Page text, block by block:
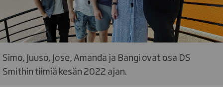
Simo, Juuso, Jose, Amanda ja Bangi ovat osa DS
Smithin tiimiä kesän 2022 ajan.